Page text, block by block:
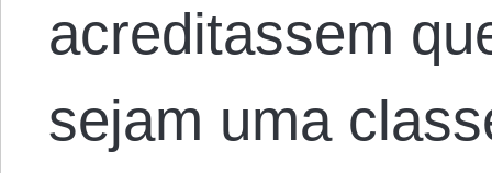
acreditassem
sejam uma